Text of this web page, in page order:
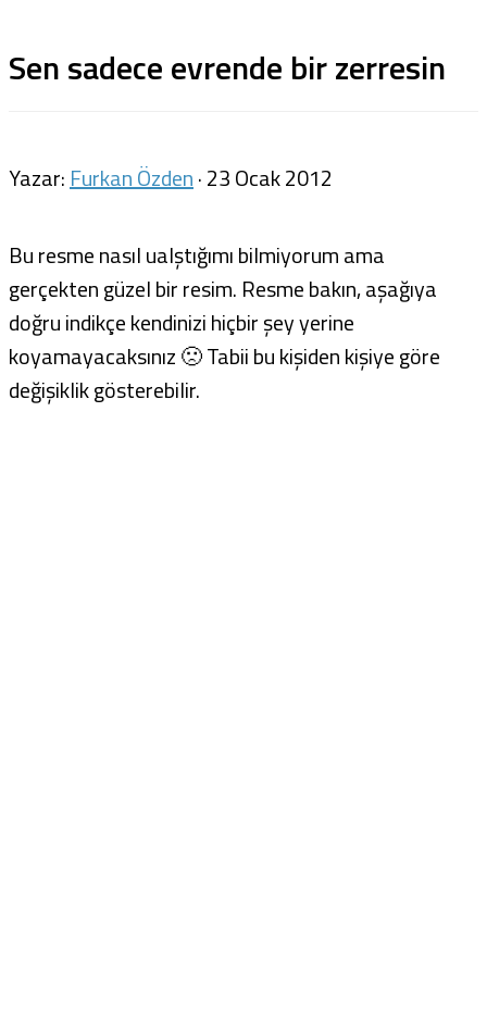
Sen sadece evrende bir zerresin
Yazar: Furkan Özden·23 Ocak 2012
Bu resme nasıl ualştığımı bilmiyorum ama
gerçekten güzel bir resim. Resme bakın, aşağıya
doğru indikçe kendinizi hiçbir şey yerine
koyamayacaksınız 🙁 Tabii bu kişiden kişiye göre
değişiklik gösterebilir.